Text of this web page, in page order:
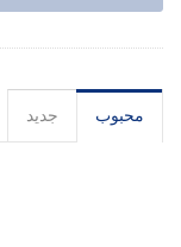
محبوب جدید